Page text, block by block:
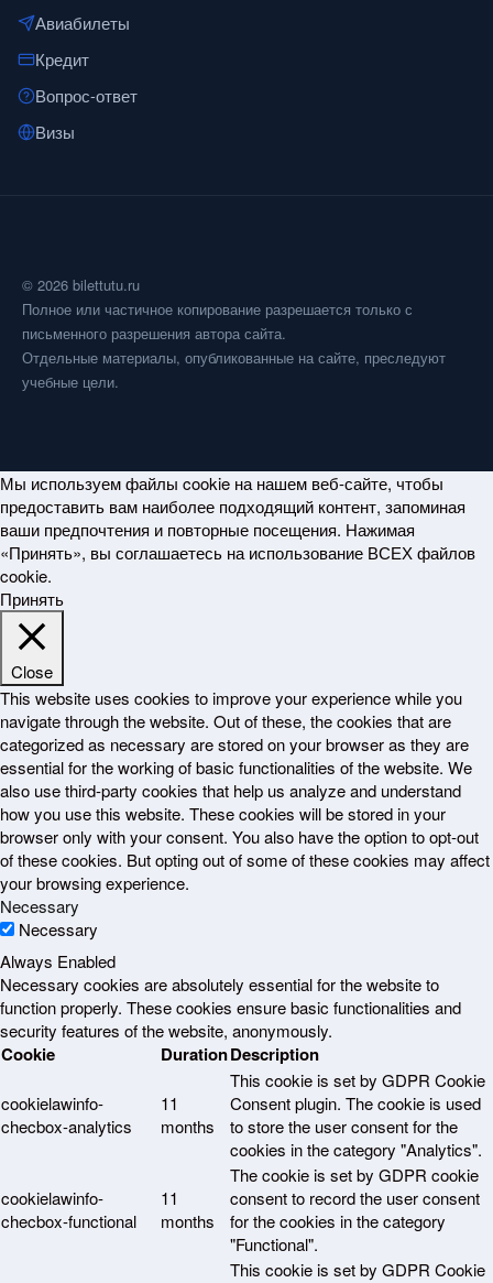
Авиабилеты
Кредит
Вопрос-ответ
Визы
© 2026 bilettutu.ru
Полное или частичное копирование разрешается только с
письменного разрешения автора сайта.
Отдельные материалы, опубликованные на сайте, преследуют
учебные цели.
Мы используем файлы cookie на нашем веб-сайте, чтобы
предоставить вам наиболее подходящий контент, запоминая
ваши предпочтения и повторные посещения. Нажимая
«Принять», вы соглашаетесь на использование ВСЕХ файлов
cookie.
Принять
Close
This website uses cookies to improve your experience while you
navigate through the website. Out of these, the cookies that are
categorized as necessary are stored on your browser as they are
essential for the working of basic functionalities of the website. We
also use third-party cookies that help us analyze and understand
how you use this website. These cookies will be stored in your
browser only with your consent. You also have the option to opt-out
of these cookies. But opting out of some of these cookies may affect
your browsing experience.
Necessary
Necessary
Always Enabled
Necessary cookies are absolutely essential for the website to
function properly. These cookies ensure basic functionalities and
security features of the website, anonymously.
Cookie DurationDescription
cookielawinfo-
checbox-analytics
11
months
This cookie is set by GDPR Cookie
Consent plugin. The cookie is used
to store the user consent for the
cookies in the category "Analytics".
cookielawinfo-
checbox-functional
11
months
The cookie is set by GDPR cookie
consent to record the user consent
for the cookies in the category
"Functional".
This cookie is set by GDPR Cookie